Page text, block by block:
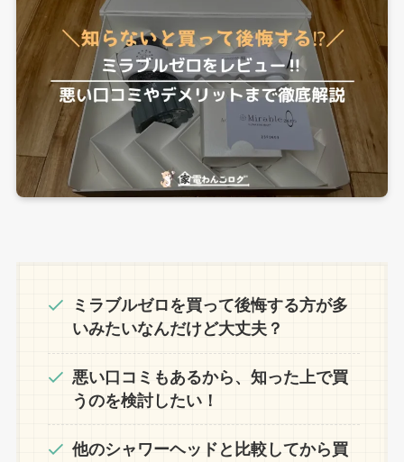
ミラブルゼロを買って後悔する方が多
いみたいなんだけど大丈夫？
悪い口コミもあるから、知った上で買
うのを検討したい！
他のシャワーヘッドと比較してから買